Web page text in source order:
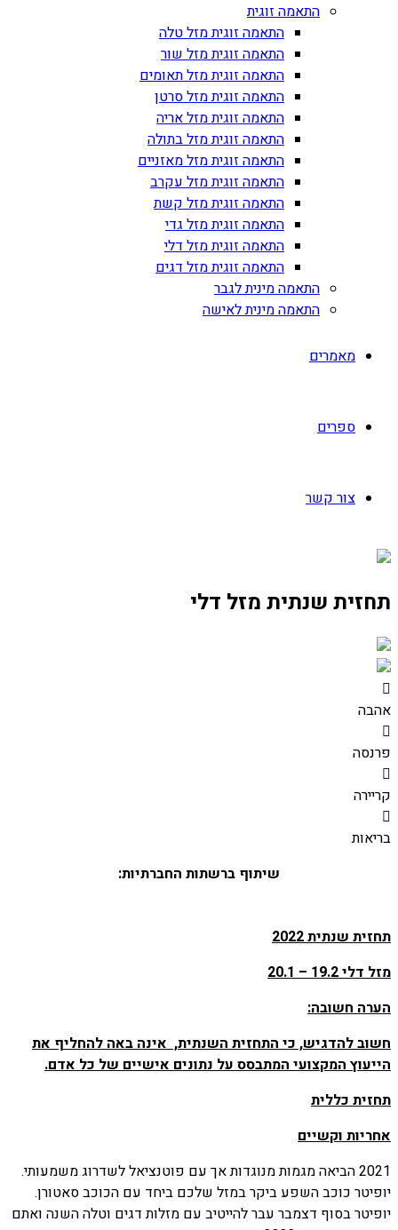
התאמה זוגית
התאמה זוגית מזל טלה
התאמה זוגית מזל שור
התאמה זוגית מזל תאומים
התאמה זוגית מזל סרטן
התאמה זוגית מזל אריה
התאמה זוגית מזל בתולה
התאמה זוגית מזל מאזניים
התאמה זוגית מזל עקרב
התאמה זוגית מזל קשת
התאמה זוגית מזל גדי
התאמה זוגית מזל דלי
התאמה זוגית מזל דגים
התאמה מינית לגבר
התאמה מינית לאישה
מאמרים
ספרים
צור קשר
תחזית שנתית מזל דלי
אהבה
פרנסה
קריירה
בריאות
שיתוף ברשתות החברתיות:
תחזית שנתית 2022
מזל דלי 19.2 – 20.1
הערה חשובה:
חשוב להדגיש, כי התחזית השנתית, אינה באה להחליף את
הייעוץ המקצועי המתבסס על נתונים אישיים של כל אדם.
תחזית כללית
אחריות וקשיים
2021 הביאה מגמות מנוגדות אך עם פוטנציאל לשדרוג משמעותי.
יופיטר כוכב השפע ביקר במזל שלכם ביחד עם הכוכב סאטורן.
יופיטר בסוף דצמבר עבר להייטיב עם מזלות דגים וטלה השנה ואתם